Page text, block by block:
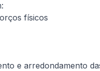
físicos
e arredondamento